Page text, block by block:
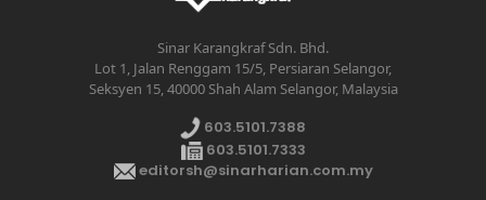
Sinar Karangkraf Sdn. Bhd.
Lot 1, Jalan Renggam 15/5, Persiaran Selangor,
Seksyen 15, 40000 Shah Alam Selangor, Malaysia
603.5101.7388
603.5101.7333
editorsh@sinarharian.com.my